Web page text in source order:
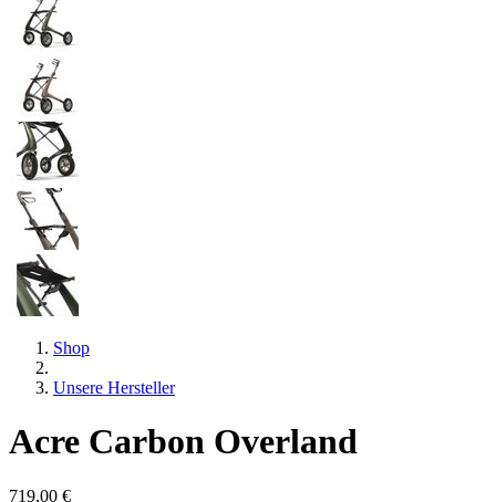
Shop
Unsere Hersteller
Acre Carbon Overland
719,00 €